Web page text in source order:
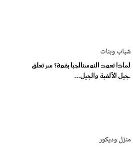
شباب وبنات
لماذا تعود النوستالجيا بقوة؟ سر تعلق
جيل الألفية والجيل...
منزل وديكور